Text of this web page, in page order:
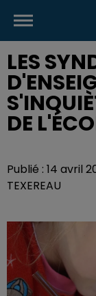
LES
DE
Publié : 14 avril
TEXEREAU